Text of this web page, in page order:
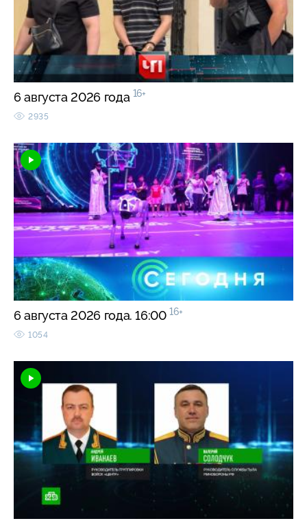
6 августа 2026 года 16+
2935
6 августа 2026 года. 16:00 16+
1054